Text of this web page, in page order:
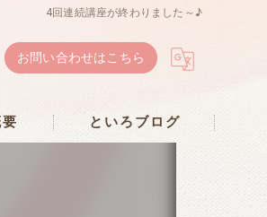
4回連続講座が終わりました～♪
お問い合わせはこちら
といろブログ